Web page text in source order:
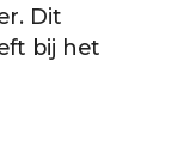
Dit
bij het